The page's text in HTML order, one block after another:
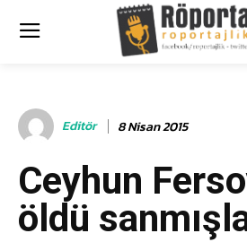
Editör 8 Nisan 2015
Ceyhun
öldü